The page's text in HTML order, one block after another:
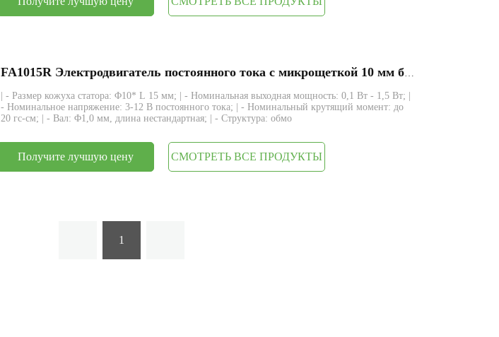
FA1015R Электродвигатель постоянного тока с микрощеткой 10 мм без сердечника
| - Размер кожуха статора: Φ10* L 15 мм; | - Номинальная выходная мощность: 0,1 Вт - 1,5 Вт; |
- Номинальное напряжение: 3-12 В постоянного тока; | - Номинальный крутящий момент: до
20 гс-см; | - Вал: Φ1,0 мм, длина нестандартная; | - Структура: обмо
Получите лучшую цену СМОТРЕТЬ ВСЕ ПРОДУКТЫ
1